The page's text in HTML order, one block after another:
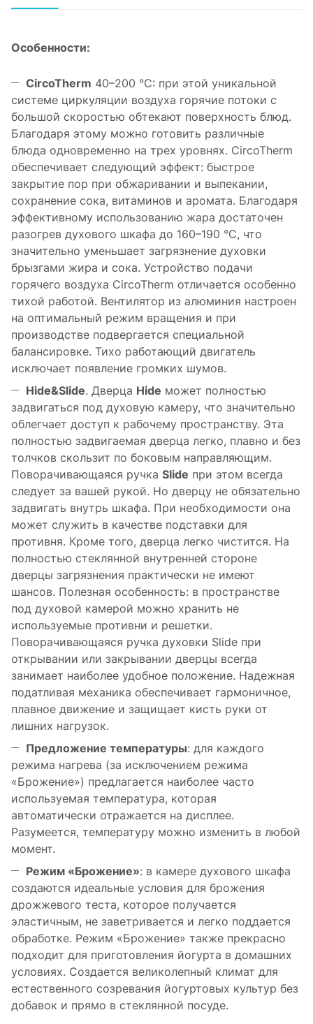
Особенности:
CircoTherm 40–200 °C: при этой уникальной
системе циркуляции воздуха горячие потоки с
большой скоростью обтекают поверхность блюд.
Благодаря этому можно готовить различные
блюда одновременно на трех уровнях. CircoTherm
обеспечивает следующий эффект: быстрое
закрытие пор при обжаривании и выпекании,
сохранение сока, витаминов и аромата. Благодаря
эффективному использованию жара достаточен
разогрев духового шкафа до 160–190 °С, что
значительно уменьшает загрязнение духовки
брызгами жира и сока. Устройство подачи
горячего воздуха CircoTherm отличается особенно
тихой работой. Вентилятор из алюминия настроен
на оптимальный режим вращения и при
производстве подвергается специальной
балансировке. Тихо работающий двигатель
исключает появление громких шумов.
Hide&Slide. Дверца Hide может полностью
задвигаться под духовую камеру, что значительно
облегчает доступ к рабочему пространству. Эта
полностью задвигаемая дверца легко, плавно и без
толчков скользит по боковым направляющим.
Поворачивающаяся ручка Slide при этом всегда
следует за вашей рукой. Но дверцу не обязательно
задвигать внутрь шкафа. При необходимости она
может служить в качестве подставки для
противня. Кроме того, дверца легко чистится. На
полностью стеклянной внутренней стороне
дверцы загрязнения практически не имеют
шансов. Полезная особенность: в пространстве
под духовой камерой можно хранить не
используемые противни и решетки.
Поворачивающаяся ручка духовки Slide при
открывании или закрывании дверцы всегда
занимает наиболее удобное положение. Надежная
податливая механика обеспечивает гармоничное,
плавное движение и защищает кисть руки от
лишних нагрузок.
Предложение температуры: для каждого
режима нагрева (за исключением режима
«Брожение») предлагается наиболее часто
используемая температура, которая
автоматически отражается на дисплее.
Разумеется, температуру можно изменить в любой
момент.
Режим «Брожение»: в камере духового шкафа
создаются идеальные условия для брожения
дрожжевого теста, которое получается
эластичным, не заветривается и легко поддается
обработке. Режим «Брожение» также прекрасно
подходит для приготовления йогурта в домашних
условиях. Создается великолепный климат для
естественного созревания йогуртовых культур без
добавок и прямо в стеклянной посуде.